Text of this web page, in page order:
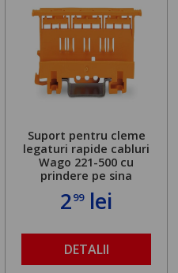
Suport pentru cleme
legaturi rapide cabluri
Wago 221-500 cu
prindere pe sina
299lei
DETALII